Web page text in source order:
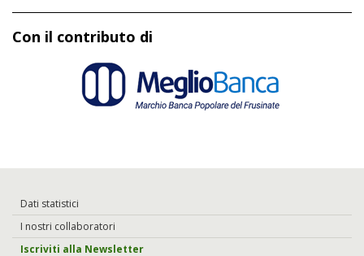
Con il contributo di
Dati statistici
I nostri collaboratori
Iscriviti alla Newsletter